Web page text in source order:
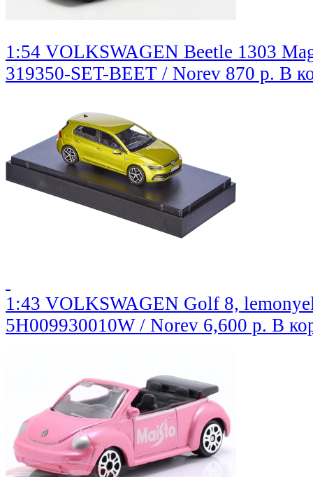
1:54 VOLKSWAGEN Beetle 1303
319350-SET-BEET / Norev 870 р. В
1:43 VOLKSWAGEN Golf 8,
5H009930010W / Norev 6,600 р. В